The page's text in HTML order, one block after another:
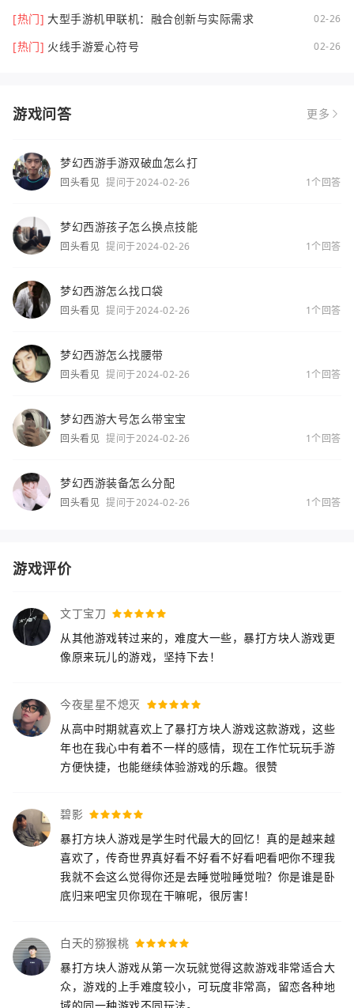
[热门] 大型手游机甲联机：融合创新与实际需求 02-26
[热门] 火线手游爱心符号 02-26
游戏问答 更多
梦幻西游手游双破血怎么打
回头看见 提问于2024-02-26 1个回答
梦幻西游孩子怎么换点技能
回头看见 提问于2024-02-26 1个回答
梦幻西游怎么找口袋
回头看见 提问于2024-02-26 1个回答
梦幻西游怎么找腰带
回头看见 提问于2024-02-26 1个回答
梦幻西游大号怎么带宝宝
回头看见 提问于2024-02-26 1个回答
梦幻西游装备怎么分配
回头看见 提问于2024-02-26 1个回答
游戏评价
文丁宝刀
从其他游戏转过来的，难度大一些，暴打方块人游戏更
像原来玩儿的游戏，坚持下去！
今夜星星不熄灭
从高中时期就喜欢上了暴打方块人游戏这款游戏，这些
年也在我心中有着不一样的感情，现在工作忙玩玩手游
方便快捷，也能继续体验游戏的乐趣。很赞
碧影
暴打方块人游戏是学生时代最大的回忆！真的是越来越
喜欢了，传奇世界真好看不好看不好看吧看吧你不理我
我就不会这么觉得你还是去睡觉啦睡觉啦？你是谁是卧
底归来吧宝贝你现在干嘛呢，很厉害！
白天的猕猴桃
暴打方块人游戏从第一次玩就觉得这款游戏非常适合大
众，游戏的上手难度较小，可玩度非常高，留恋各种地